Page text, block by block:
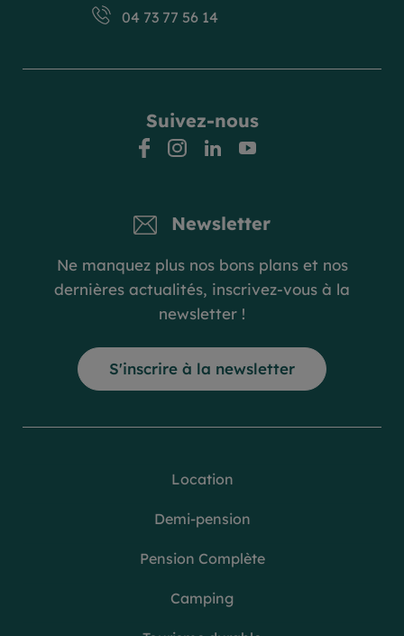
04 73 77 56 14
Location
Demi-pension
Pension Complète
Camping
Suivez-nous
facebook
instagramlinkedinyoutube
Newsletter
Ne manquez plus nos bons plans et nos
dernières actualités, inscrivez-vous à la
newsletter !
S'inscrire à la newsletter